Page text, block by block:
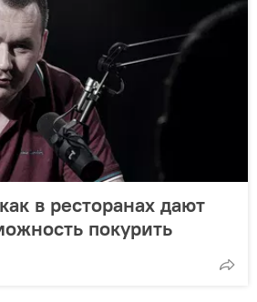
в ресторанах дают
покурить